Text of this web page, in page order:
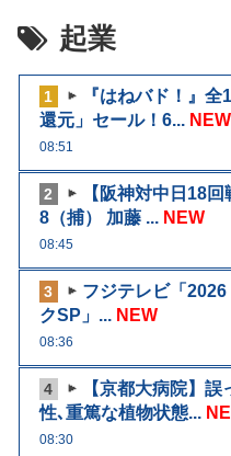
起業
1
『はねバド！』
還元」セール！6... NEW
08:51
2
【阪神対中日18
8（捕） 加藤 ... NEW
08:45
3
フジテレビ「
クSP」... NEW
08:36
4
【京都大病院】
性､重篤な植物状態...
08:30